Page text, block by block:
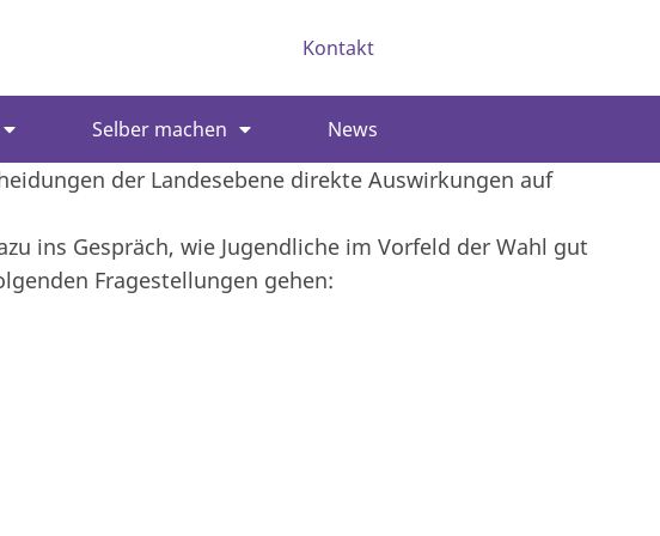
Kontakt
Selber machen News
der Landesebene direkte Auswirkungen auf
ins Gespräch, wie Jugendliche im Vorfeld der Wahl gut
Fragestellungen gehen: